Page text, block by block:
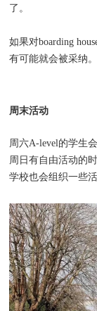
了。
如果对boarding
有可能就会被采纳。
周末活动
周六A-level的学生
周日有自由活动的时
学校也会组织一些活